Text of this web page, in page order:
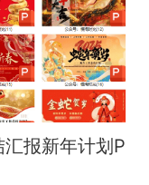
报新年计划P